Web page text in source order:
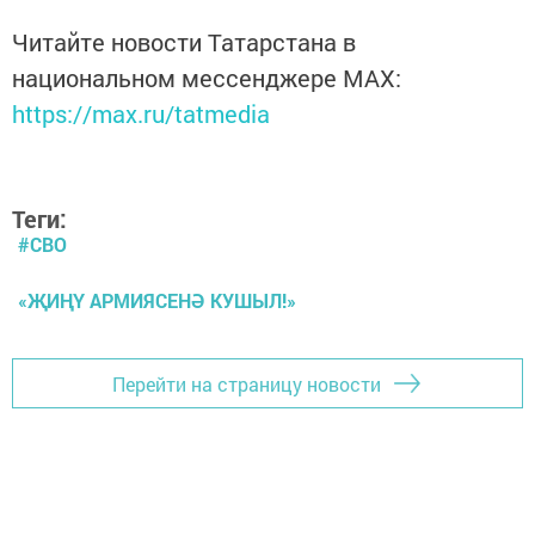
Читайте новости Татарстана в
национальном мессенджере MАХ:
https://max.ru/tatmedia
Теги:
#СВО
«ҖИҢҮ АРМИЯСЕНӘ КУШЫЛ!»
Перейти на страницу новости